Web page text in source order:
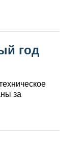
год
за